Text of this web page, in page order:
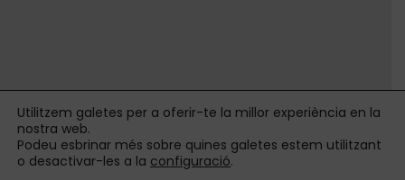
©2026 SPM 360 Avís legal | Política de Qualitat i Medi
Utilitzem galetes per a oferir-te la millor experiència en la
nostra web.
Podeu esbrinar més sobre quines galetes estem utilitzant
o desactivar-les a la configuració.